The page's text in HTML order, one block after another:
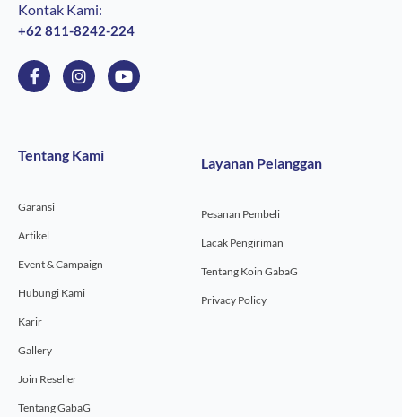
Kontak Kami:
+62 811-8242-224
F
a
o
o
f
I
n
g
r
Y
o
Tentang Kami
Garansi
Artikel
Event & Campaign
Hubungi Kami
Karir
Gallery
Join Reseller
Tentang GabaG
Layanan Pelanggan
Pesanan Pembeli
Lacak Pengiriman
Tentang Koin GabaG
Privacy Policy